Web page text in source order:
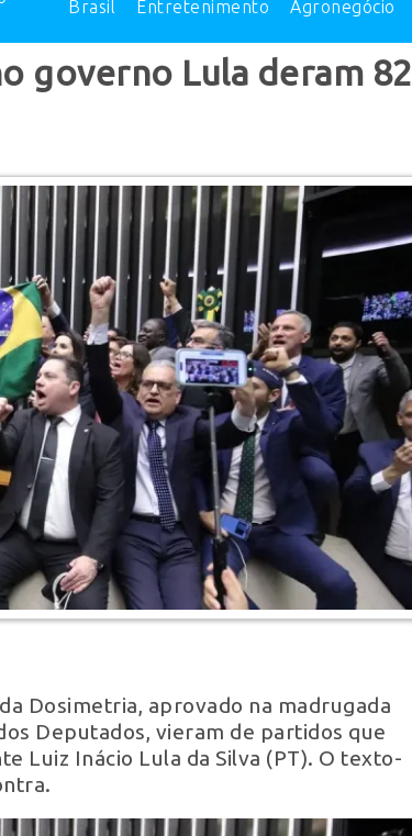
Brasil Entretenimento Agronegócio
governo Lula deram 82
Dosimetria, aprovado na madrugada
Deputados, vieram de partidos que
Luiz Inácio Lula da Silva (PT). O texto-